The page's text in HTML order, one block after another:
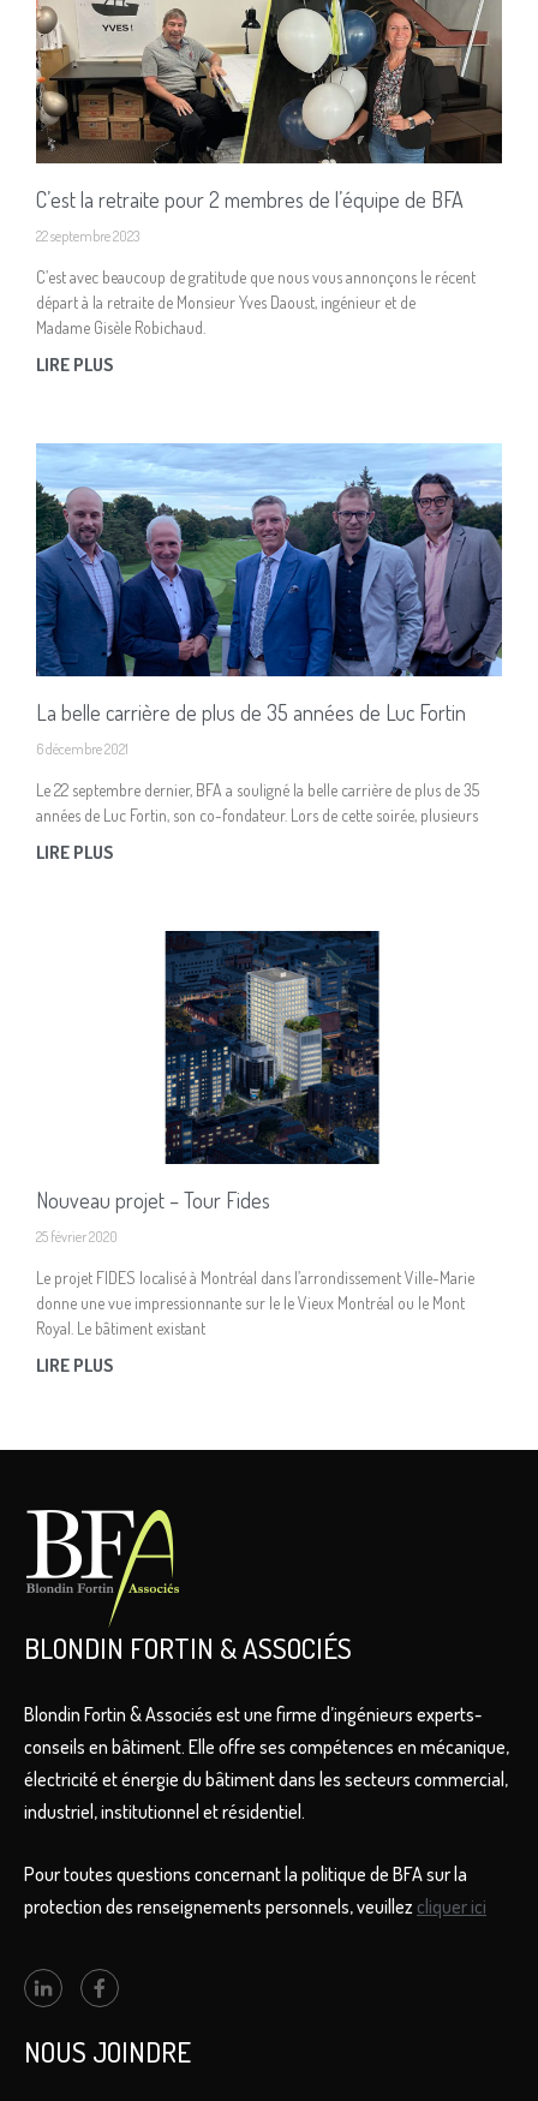
C’est la retraite pour 2 membres de l’équipe de BFA
22 septembre 2023
C’est avec beaucoup de gratitude que nous vous annonçons le récent
départ à la retraite de Monsieur Yves Daoust, ingénieur et de
Madame Gisèle Robichaud.
LIRE PLUS
La belle carrière de plus de 35 années de Luc Fortin
6 décembre 2021
Le 22 septembre dernier, BFA a souligné la belle carrière de plus de 35
années de Luc Fortin, son co-fondateur. Lors de cette soirée, plusieurs
LIRE PLUS
Nouveau projet – Tour Fides
25 février 2020
Le projet FIDES localisé à Montréal dans l’arrondissement Ville-Marie
donne une vue impressionnante sur le le Vieux Montréal ou le Mont
Royal. Le bâtiment existant
LIRE PLUS
BLONDIN FORTIN & ASSOCIÉS
Blondin Fortin & Associés est une firme d’ingénieurs experts-
conseils en bâtiment. Elle offre ses compétences en mécanique,
électricité et énergie du bâtiment dans les secteurs commercial,
industriel, institutionnel et résidentiel.
Pour toutes questions concernant la politique de BFA sur la
protection des renseignements personnels, veuillez cliquer ici
NOUS JOINDRE